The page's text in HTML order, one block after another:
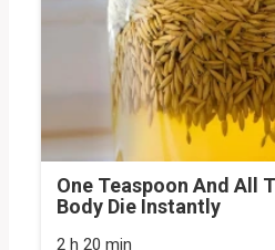
One Teaspoon And All
Body Die Instantly
2 h 20 min